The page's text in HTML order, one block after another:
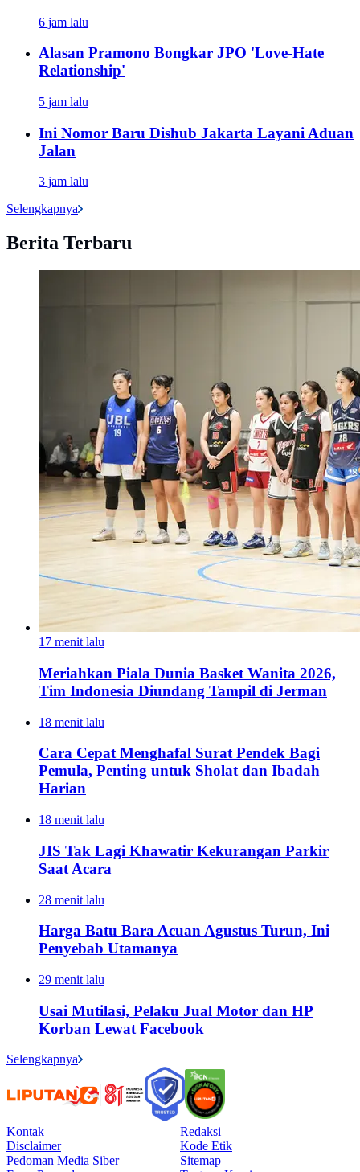
6 jam lalu
Alasan Pramono Bongkar JPO 'Love-Hate
Relationship'
5 jam lalu
Ini Nomor Baru Dishub Jakarta Layani Aduan
Jalan
3 jam lalu
Selengkapnya
Berita Terbaru
17 menit lalu
Meriahkan Piala Dunia Basket Wanita 2026,
Tim Indonesia Diundang Tampil di Jerman
18 menit lalu
Cara Cepat Menghafal Surat Pendek Bagi
Pemula, Penting untuk Sholat dan Ibadah
Harian
18 menit lalu
JIS Tak Lagi Khawatir Kekurangan Parkir
Saat Acara
28 menit lalu
Harga Batu Bara Acuan Agustus Turun, Ini
Penyebab Utamanya
29 menit lalu
Usai Mutilasi, Pelaku Jual Motor dan HP
Korban Lewat Facebook
Selengkapnya
Kontak
Redaksi
Disclaimer
Kode Etik
Pedoman Media Siber
Sitemap